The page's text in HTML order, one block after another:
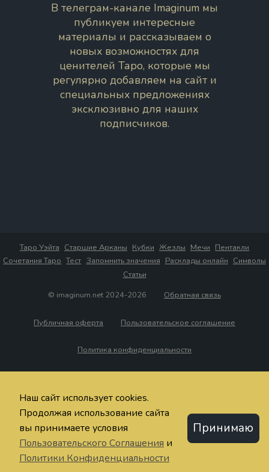
В телеграм-канале Imaginum мы
публикуем интересные
материалы и рассказываем о
новых возможностях для
ценителей Таро, которые мы
регулярно добавляем на сайт и
специальных предложениях
эксклюзивно для наших
подписчиков.
Таро Уэйта Старшие Арканы Кубки Жезлы Мечи Пентакли
Сочетания Таро Тест Запомнить значения Расклады онлайн Символы
Статьи
© imaginum.net 2024-2026
Обратная связь
Публичная оферта Пользовательское соглашение
Политика конфиденциальности
Наш сайт использует cookies.
Продолжая использование сайта
вы принимаете условия
Пользовательского Соглашения и
Политики Конфиденциальности
Принимаю